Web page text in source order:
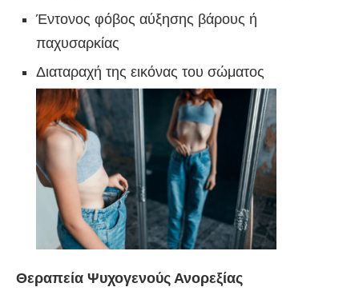
Έντονος φόβος αύξησης βάρους ή
παχυσαρκίας
Διαταραχή της εικόνας του σώματος
Θεραπεία Ψυχογενούς Ανορεξίας